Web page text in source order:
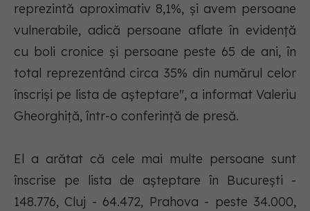
reprezintă aproximativ 8,1%, şi avem persoane
vulnerabile, adică persoane aflate în evidenţă
cu boli cronice şi persoane peste 65 de ani, în
total reprezentând circa 35% din numărul celor
înscrişi pe lista de aşteptare", a informat Valeriu
Gheorghiţă, într-o conferinţă de presă.
El a arătat că cele mai multe persoane sunt
înscrise pe lista de aşteptare în Bucureşti -
148.776, Cluj - 64.472, Prahova - peste 34.000,